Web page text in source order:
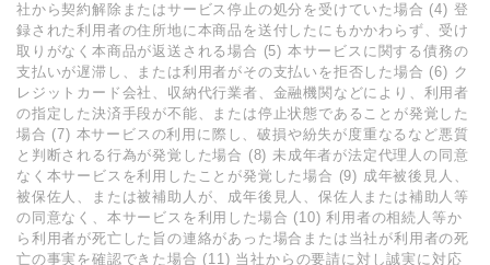
社から契約解除またはサービス停⽌の処分を受けていた場合 (4) 登
録された利⽤者の住所地に本商品を送付したにもかかわらず、受け
取りがなく本商品が返送される場合 (5) 本サービスに関する債務の
⽀払いが遅滞し、または利⽤者がその⽀払いを拒否した場合 (6) ク
レジットカード会社、収納代⾏業者、⾦融機関などにより、利⽤者
の指定した決済⼿段が不能、または停⽌状態であることが発覚した
場合 (7) 本サービスの利⽤に際し、破損や紛失が度重なるなど悪質
と判断される⾏為が発覚した場合 (8) 未成年者が法定代理⼈の同意
なく本サービスを利⽤したことが発覚した場合 (9) 成年被後⾒⼈、
被保佐⼈、または被補助⼈が、成年後⾒⼈、保佐⼈または補助⼈等
の同意なく、本サービスを利⽤した場合 (10) 利⽤者の相続⼈等か
ら利⽤者が死亡した旨の連絡があった場合または当社が利⽤者の死
亡の事実を確認できた場合 (11) 当社からの要請に対し誠実に対応